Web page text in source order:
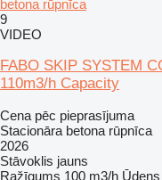
betona rūpnīca
9
VIDEO
FABO SKIP SYSTEM
110m3/h Capacity
Cena pēc pieprasījuma
Stacionāra betona rūpnīca
2026
Stāvoklis jauns
Ražīgums 100 m3/h